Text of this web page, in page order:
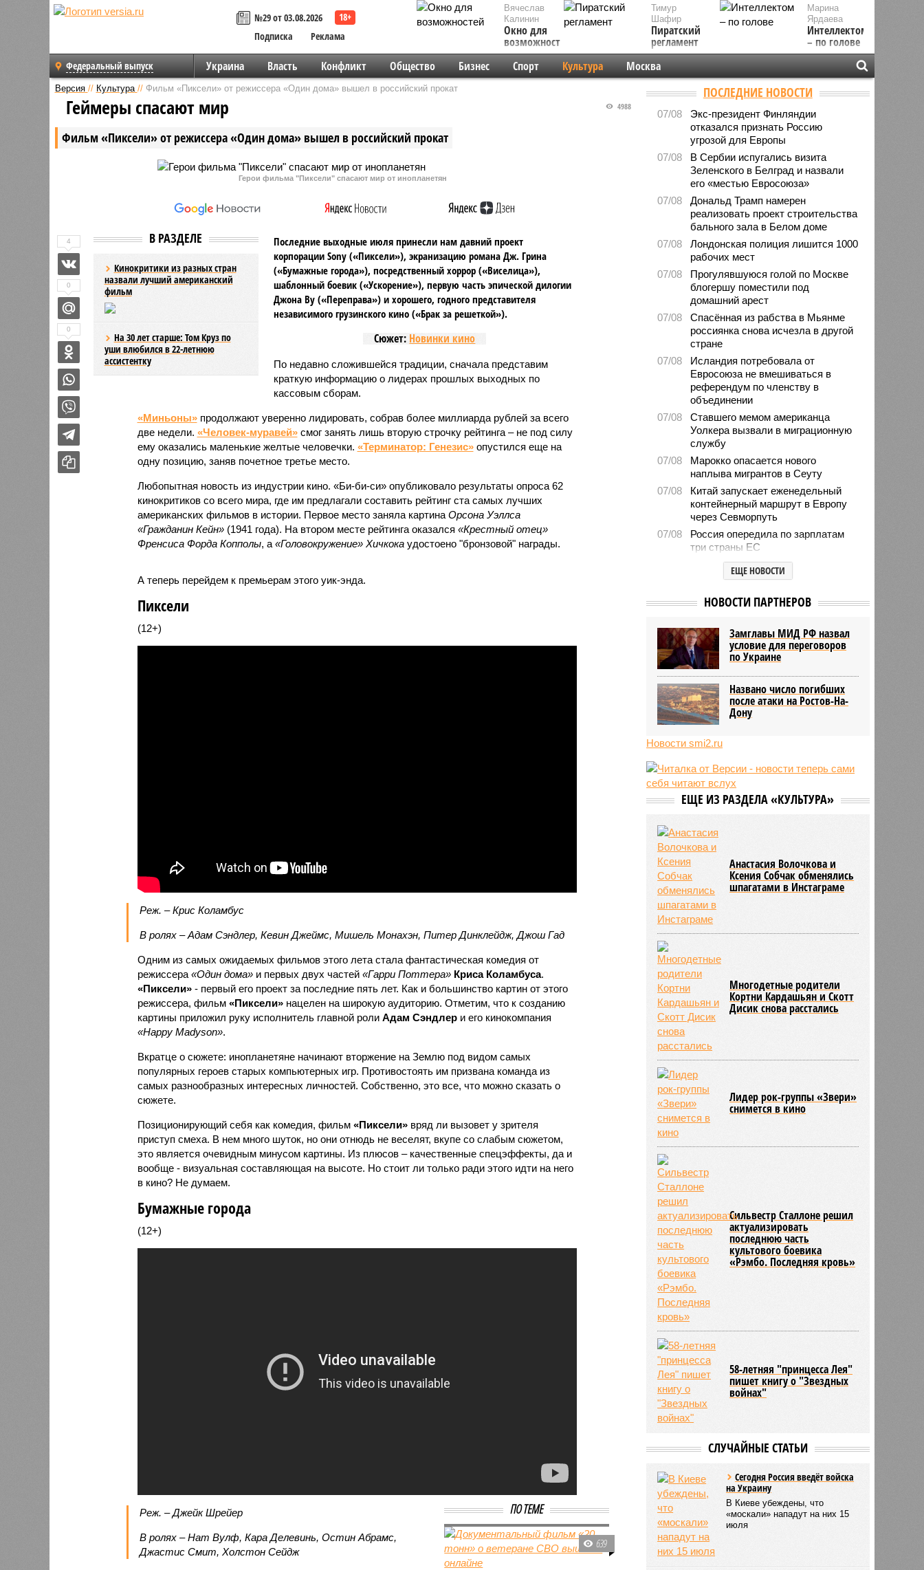
№29 от 03.08.2026
Подписка
Реклама
Вячеслав
Калинин
Окно для
возможностей
Марина
Ярдаева
Интеллектом
– по голове
Тимур
Шафир
Пиратский
регламент
Федеральный выпуск Украина Власть Конфликт Общество Бизнес Спорт Культура Москва
Версия // Культура // Фильм «Пиксели» от режиссера «Один дома» вышел в российский прокат
Фильм «Пиксели» от режиссера «Один дома» вышел в российский прокат
4988
Геймеры спасают мир
Герои фильма "Пиксели" спасают мир от инопланетян
В РАЗДЕЛЕ
Кинокритики из разных стран
назвали лучший американский
фильм
На 30 лет старше: Том Круз по
уши влюбился в 22-летнюю
ассистентку
Последние выходные июля принесли нам давний проект
корпорации Sony («Пиксели»), экранизацию романа Дж. Грина
(«Бумажные города»), посредственный хоррор («Виселица»),
шаблонный боевик («Ускорение»), первую часть эпической дилогии
Джона Ву («Переправа») и хорошего, годного представителя
независимого грузинского кино («Брак за решеткой»).
Сюжет: Новинки кино
По недавно сложившейся традиции, сначала представим
краткую информацию о лидерах прошлых выходных по
кассовым сборам.
«Миньоны»продолжают уверенно лидировать, собрав более миллиарда рублей за всего
две недели. «Человек-муравей»смог занять лишь вторую строчку рейтинга – не под силу
ему оказались маленькие желтые человечки. «Терминатор: Генезис»опустился еще на
одну позицию, заняв почетное третье место.
Любопытная новость из индустрии кино. «Би-би-си» опубликовало результаты опроса 62
кинокритиков со всего мира, где им предлагали составить рейтинг ста самых лучших
американских фильмов в истории. Первое место заняла картина Орсона Уэллса
«Гражданин Кейн»(1941 года). На втором месте рейтинга оказался «Крестный отец»
Френсиса Форда Копполы, а «Головокружение» Хичкокаудостоено "бронзовой" награды.
А теперь перейдем к премьерам этого уик-энда.
Пиксели
(12+)
Реж. – Крис Коламбус
В ролях – Адам Сэндлер, Кевин Джеймс, Мишель Монахэн, Питер Динклейдж, Джош Гад
Одним из самых ожидаемых фильмов этого лета стала фантастическая комедия от
режиссера «Один дома»и первых двух частей «Гарри Поттера» Криса Коламбуса.
«Пиксели»- первый его проект за последние пять лет. Как и большинство картин от этого
режиссера, фильм «Пиксели»нацелен на широкую аудиторию. Отметим, что к созданию
картины приложил руку исполнитель главной роли Адам Сэндлери его кинокомпания
«Happy Madyson».
Вкратце о сюжете: инопланетяне начинают вторжение на Землю под видом самых
популярных героев старых компьютерных игр. Противостоять им призвана команда из
самых разнообразных интересных личностей. Собственно, это все, что можно сказать о
сюжете.
Позиционирующий себя как комедия, фильм «Пиксели»вряд ли вызовет у зрителя
приступ смеха. В нем много шуток, но они отнюдь не веселят, вкупе со слабым сюжетом,
это является очевидным минусом картины. Из плюсов – качественные спецэффекты, да и
вообще - визуальная составляющая на высоте. Но стоит ли только ради этого идти на него
в кино? Не думаем.
Бумажные города
(12+)
ПО ТЕМЕ
639
Реж. – Джейк Шрейер
В ролях – Нат Вулф, Кара Делевинь, Остин Абрамс,
Джастис Смит, Холстон Сейдж
4
0
0
ПОСЛЕДНИЕ НОВОСТИ
07/08
Экс-президент Финляндии
отказался признать Россию
угрозой для Европы
07/08
В Сербии испугались визита
Зеленского в Белград и назвали
его «местью Евросоюза»
07/08
Дональд Трамп намерен
реализовать проект строительства
бального зала в Белом доме
07/08
Лондонская полиция лишится 1000
рабочих мест
07/08
Прогулявшуюся голой по Москве
блогершу поместили под
домашний арест
07/08
Спасённая из рабства в Мьянме
россиянка снова исчезла в другой
стране
07/08
Исландия потребовала от
Евросоюза не вмешиваться в
референдум по членству в
объединении
07/08
Ставшего мемом американца
Уолкера вызвали в миграционную
службу
07/08
Марокко опасается нового
наплыва мигрантов в Сеуту
07/08
Китай запускает еженедельный
контейнерный маршрут в Европу
через Севморпуть
07/08
Россия опередила по зарплатам
три страны ЕС
Александр Лукашенко призвал
белорусов скупать пустующие
07/08
Девушка объяснила убийство
07/08
Сергей Миронов выступил за
увеличение пенсий детям,
потерявшим родителей
07/08
Финляндия захотела использовать
приграничные болота против
России
ЕЩЕ НОВОСТИ
НОВОСТИ ПАРТНЕРОВ
Замглавы МИД РФ назвал
условие для переговоров
по Украине
Названо число погибших
после атаки на Ростов-На-
Дону
Новости smi2.ru
ЕЩЕ ИЗ РАЗДЕЛА «КУЛЬТУРА»
Анастасия Волочкова и
Ксения Собчак обменялись
шпагатами в Инстаграме
Многодетные родители
Кортни Кардашьян и Скотт
Дисик снова расстались
Лидер рок-группы «Звери»
снимется в кино
Сильвестр Сталлоне решил
актуализировать
последнюю часть
культового боевика
«Рэмбо. Последняя кровь»
58-летняя "принцесса Лея"
пишет книгу о "Звездных
войнах"
СЛУЧАЙНЫЕ СТАТЬИ
Сегодня Россия введёт войска
на Украину
В Киеве убеждены, что
«москали» нападут на них 15
июля